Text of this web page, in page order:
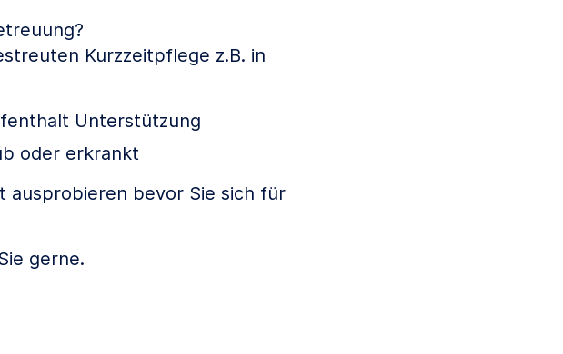
Kurzzeitpflege z.B. in
Unterstützung
oder erkrankt
ausprobieren bevor Sie sich für
gerne.